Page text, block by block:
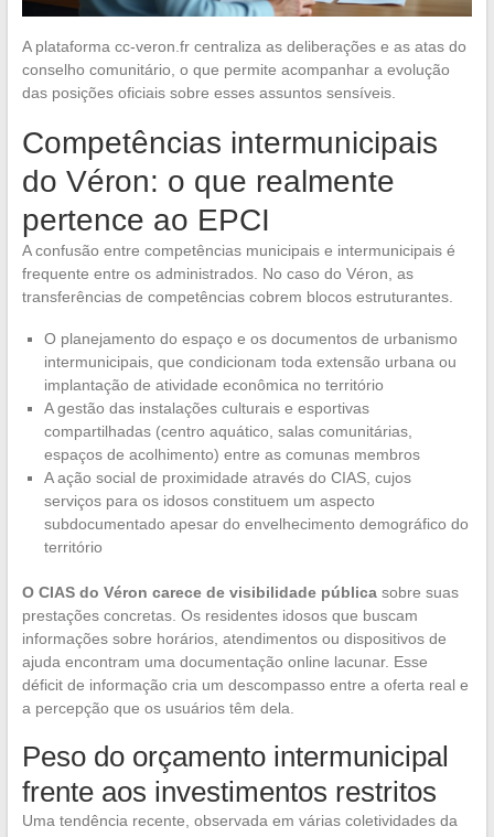
A plataforma cc-veron.fr centraliza as deliberações e as atas do
conselho comunitário, o que permite acompanhar a evolução
das posições oficiais sobre esses assuntos sensíveis.
Competências intermunicipais
do Véron: o que realmente
pertence ao EPCI
A confusão entre competências municipais e intermunicipais é
frequente entre os administrados. No caso do Véron, as
transferências de competências cobrem blocos estruturantes.
O planejamento do espaço e os documentos de urbanismo
intermunicipais, que condicionam toda extensão urbana ou
implantação de atividade econômica no território
A gestão das instalações culturais e esportivas
compartilhadas (centro aquático, salas comunitárias,
espaços de acolhimento) entre as comunas membros
A ação social de proximidade através do CIAS, cujos
serviços para os idosos constituem um aspecto
subdocumentado apesar do envelhecimento demográfico do
território
O CIAS do Véron carece de visibilidade públicasobre suas
prestações concretas. Os residentes idosos que buscam
informações sobre horários, atendimentos ou dispositivos de
ajuda encontram uma documentação online lacunar. Esse
déficit de informação cria um descompasso entre a oferta real e
a percepção que os usuários têm dela.
Peso do orçamento intermunicipal
frente aos investimentos restritos
Uma tendência recente, observada em várias coletividades da